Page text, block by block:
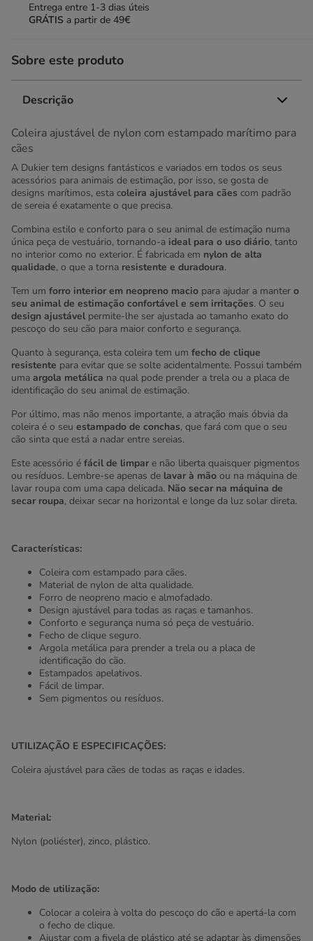
Entrega entre 1-3 dias úteis
GRÁTIS a partir de 49€
Sobre este produto
Descrição
Coleira ajustável de nylon com estampado marítimo para
cães
A Dukier tem designs fantásticos e variados em todos os seus
acessórios para animais de estimação, por isso, se gosta de
designs marítimos, esta coleira ajustável para cães com padrão
de sereia é exatamente o que precisa.
Combina estilo e conforto para o seu animal de estimação numa
única peça de vestuário, tornando-a ideal para o uso diário, tanto
no interior como no exterior. É fabricada em nylon de alta
qualidade, o que a torna resistente e duradoura.
Tem um forro interior em neopreno macio para ajudar a manter o
seu animal de estimação confortável e sem irritações. O seu
design ajustávelpermite-lhe ser ajustada ao tamanho exato do
pescoço do seu cão para maior conforto e segurança.
Quanto à segurança, esta coleira tem um fecho de clique
resistente para evitar que se solte acidentalmente. Possui também
uma argola metálica na qual pode prender a trela ou a placa de
identificação do seu animal de estimação.
Por último, mas não menos importante, a atração mais óbvia da
coleira é o seu estampado de conchas, que fará com que o seu
cão sinta que está a nadar entre sereias.
Este acessório é fácil de limpare não liberta quaisquer pigmentos
ou resíduos. Lembre-se apenas de lavar à mão ou na máquina de
lavar roupa com uma capa delicada. Não secar na máquina de
secar roupa, deixar secar na horizontal e longe da luz solar direta.
Características:
Coleira com estampado para cães.
Material de nylon de alta qualidade.
Forro de neopreno macio e almofadado.
Design ajustável para todas as raças e tamanhos.
Conforto e segurança numa só peça de vestuário.
Fecho de clique seguro.
Argola metálica para prender a trela ou a placa de
identificação do cão.
Estampados apelativos.
Fácil de limpar.
Sem pigmentos ou resíduos.
UTILIZAÇÃO E ESPECIFICAÇÕES:
Coleira ajustável para cães de todas as raças e idades.
Material:
Nylon (poliéster), zinco, plástico.
Modo de utilização:
Colocar a coleira à volta do pescoço do cão e apertá-la com
o fecho de clique.
Ajustar com a fivela de plástico até se adaptar às dimensões